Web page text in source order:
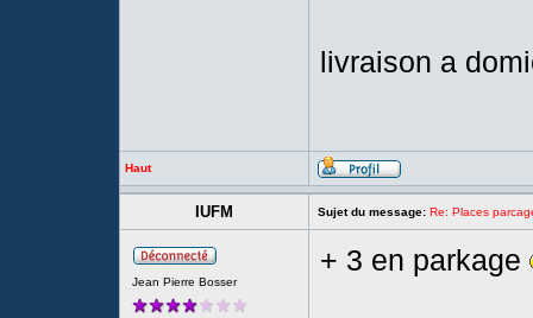
livraison a
Haut
IUFM Sujet du message: Re: Places
Jean Pierre Bosser
+ 3 en parkage